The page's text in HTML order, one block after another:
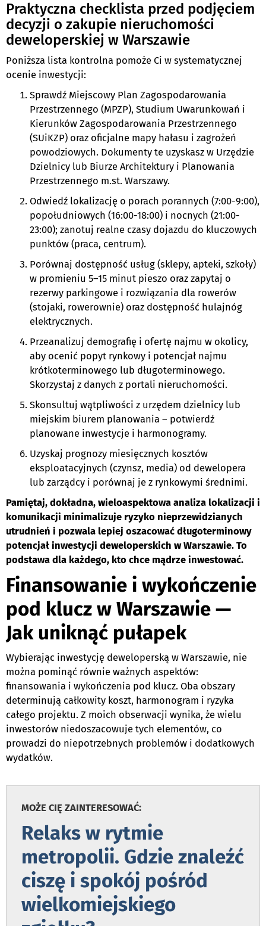
Praktyczna checklista przed podjęciem
decyzji o zakupie nieruchomości
deweloperskiej w Warszawie
Poniższa lista kontrolna pomoże Ci w systematycznej
ocenie inwestycji:
Sprawdź Miejscowy Plan Zagospodarowania
Przestrzennego (MPZP), Studium Uwarunkowań i
Kierunków Zagospodarowania Przestrzennego
(SUiKZP) oraz oficjalne mapy hałasu i zagrożeń
powodziowych. Dokumenty te uzyskasz w Urzędzie
Dzielnicy lub Biurze Architektury i Planowania
Przestrzennego m.st. Warszawy.
Odwiedź lokalizację o porach porannych (7:00-9:00),
popołudniowych (16:00-18:00) i nocnych (21:00-
23:00); zanotuj realne czasy dojazdu do kluczowych
punktów (praca, centrum).
Porównaj dostępność usług (sklepy, apteki, szkoły)
w promieniu 5–15 minut pieszo oraz zapytaj o
rezerwy parkingowe i rozwiązania dla rowerów
(stojaki, rowerownie) oraz dostępność hulajnóg
elektrycznych.
Przeanalizuj demografię i ofertę najmu w okolicy,
aby ocenić popyt rynkowy i potencjał najmu
krótkoterminowego lub długoterminowego.
Skorzystaj z danych z portali nieruchomości.
Skonsultuj wątpliwości z urzędem dzielnicy lub
miejskim biurem planowania – potwierdź
planowane inwestycje i harmonogramy.
Uzyskaj prognozy miesięcznych kosztów
eksploatacyjnych (czynsz, media) od dewelopera
lub zarządcy i porównaj je z rynkowymi średnimi.
Pamiętaj, dokładna, wieloaspektowa analiza lokalizacji i
komunikacji minimalizuje ryzyko nieprzewidzianych
utrudnień i pozwala lepiej oszacować długoterminowy
potencjał inwestycji deweloperskich w Warszawie. To
podstawa dla każdego, kto chce mądrze inwestować.
Finansowanie i wykończenie
pod klucz w Warszawie —
Jak uniknąć pułapek
Wybierając inwestycję deweloperską w Warszawie, nie
można pominąć równie ważnych aspektów:
finansowania i wykończenia pod klucz. Oba obszary
determinują całkowity koszt, harmonogram i ryzyka
całego projektu. Z moich obserwacji wynika, że wielu
inwestorów niedoszacowuje tych elementów, co
prowadzi do niepotrzebnych problemów i dodatkowych
wydatków.
MOŻE CIĘ ZAINTERESOWAĆ:
Relaks w rytmie
metropolii. Gdzie znaleźć
ciszę i spokój pośród
wielkomiejskiego